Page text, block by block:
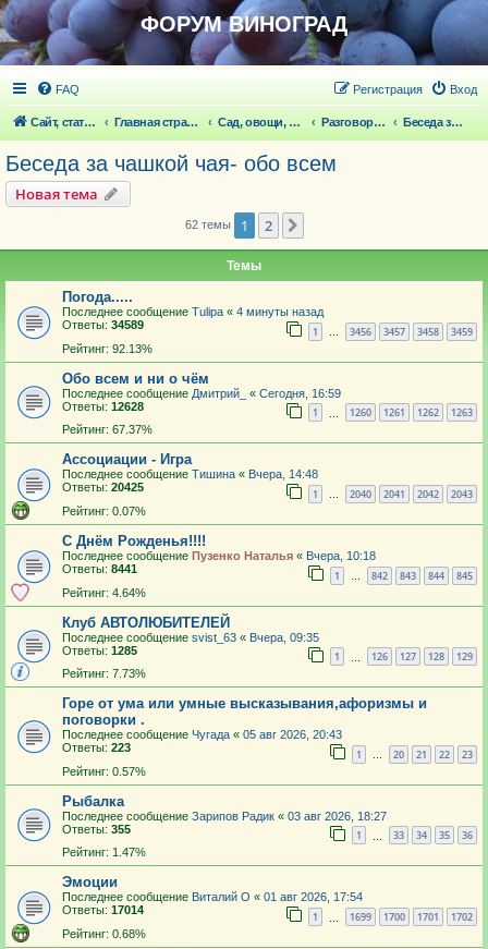
ФОРУМ ВИНОГРАД
FAQ Вход
Регистрация
Сайт, статьи Главная страница Сад, овощи, ягодники, цветы, беседка Разговоры обо всем что волнует Беседа за чашкой чая- обо всем
Беседа за чашкой чая- обо всем
Новая тема
62 темы 1 2
Темы
Погода.....
Последнее сообщение Tulipa « 4 минуты назад
Ответы: 34589 1 … 3456 3457 3458 3459
Рейтинг: 92.13%
Обо всем и ни о чём
Последнее сообщение Дмитрий_ « Сегодня, 16:59
Ответы: 12628 1 1260 1261 1262 1263
Рейтинг: 67.37%
Ассоциации - Игра
Последнее сообщение Тишина « Вчера, 14:48
Ответы: 20425 1 … 2040 2041 2042 2043
Рейтинг: 0.07%
С Днём Рожденья!!!!
Последнее сообщение Пузенко Наталья « Вчера, 10:18
Ответы: 8441 1 … 842 843 844 845
Рейтинг: 4.64%
Клуб АВТОЛЮБИТЕЛЕЙ
Последнее сообщение svist_63 « Вчера, 09:35
Ответы: 1285 1 126 127 128 129
Рейтинг: 7.73%
Горе от ума или умные высказывания,афоризмы и
поговорки .
Последнее сообщение Чугада « 05 авг 2026, 20:43
Ответы: 223 1 … 20 21 22 23
Рейтинг: 0.57%
Рыбалка
Последнее сообщение Зарипов Радик « 03 авг 2026, 18:27
Ответы: 355 1 33 34 35 36
Рейтинг: 1.47%
Эмоции
Последнее сообщение Виталий О « 01 авг 2026, 17:54
Ответы: 17014 1 1699 1700 1701 1702
Рейтинг: 0.68%